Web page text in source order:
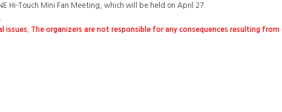
Hi-Touch Mini Fan Meeting, which will be held on April 27.
The organizers are not responsible for any consequences resulting